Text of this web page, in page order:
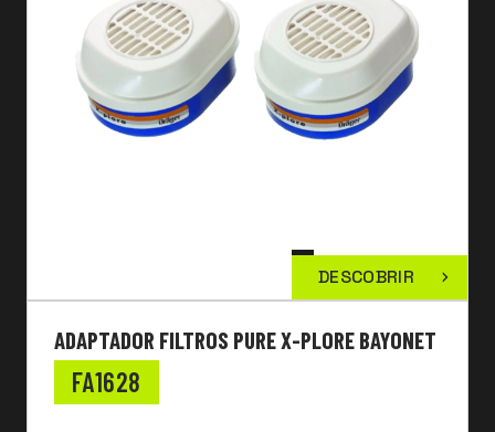
DESCOBRIR
ADAPTADOR FILTROS PURE X-PLORE BAYONET
FA1628